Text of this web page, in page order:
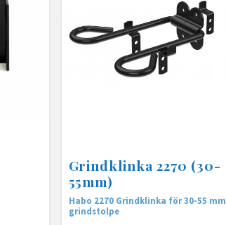
Grindklinka 2270 (30-
55mm)
Habo 2270 Grindklinka för 30-55 mm
grindstolpe